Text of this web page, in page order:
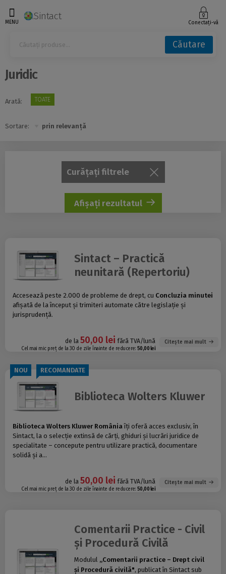
MENU
Sintact
Conectați-vă
Căutare
Juridic
Sortare:
Arată: TOATE
Curățați filtrele
Afișați rezultatul
Sintact – Practică
neunitară (Repertoriu)
Accesează peste 2.000 de probleme de drept, cu Concluzia minutei
afișată de la început și trimiteri automate către legislație și
jurisprudență.
de la 50,00 leifără TVA/lună
Cel mai mic preț de la 30 de zile înainte de reducere: 50,00 lei
Citește mai mult
NOU RECOMANDATE
Biblioteca Wolters Kluwer
Biblioteca Wolters Kluwer România îți oferă acces exclusiv, în
Sintact, la o selecție extinsă de cărți, ghiduri și lucrări juridice de
specialitate – concepute pentru utilizare practică, documentare
solidă și a...
de la 50,00 leifără TVA/lună
Cel mai mic preț de la 30 de zile înainte de reducere: 50,00 lei
Citește mai mult
Comentarii Practice - Civil
și Procedură Civilă
Modulul „Comentarii practice – Drept civil
și Procedură civilă", publicat în Sintact sub